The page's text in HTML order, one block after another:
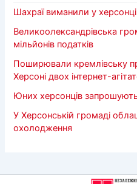
Шахраї виманили у
Великоолександрівська
мільйонів податків
Поширювали кремлівську
Херсоні двох інтернет-
Юних херсонців
У Херсонській громаді
охолодження